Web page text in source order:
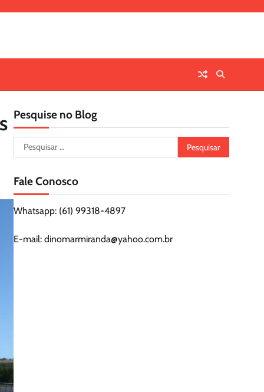
Pesquise no Blog
Pesquisar
por:
Fale Conosco
Whatsapp: (61) 99318-4897
E-mail: dinomarmiranda@yahoo.com.br